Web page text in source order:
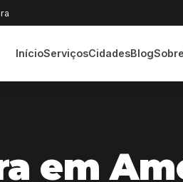
InícioServiçosCidadesBlogSobre
em